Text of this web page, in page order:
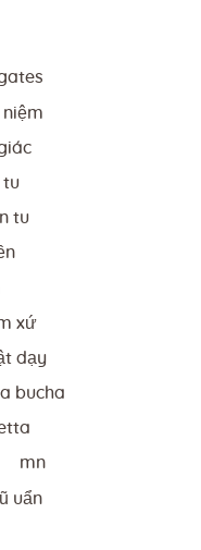
niệm
tu
tu
xứ
dạy
bucha
mn
uẩn